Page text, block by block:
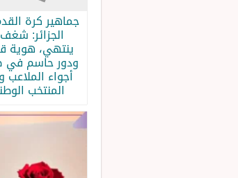
جماهير كرة
الجزائر:
ينتهي، هوية
ودور حاسم في
أجواء الملاعب
المنتخب